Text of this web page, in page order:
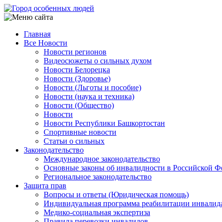
Перейти
к
содержанию
Main
navigation
Главная
Все Новости
Новости регионов
Видеосюжеты о сильных духом
Новости Белорецка
Новости (Здоровье)
Новости (Льготы и пособие)
Новости (наука и техника)
Новости (Общество)
Новости
Новости Республики Башкортостан
Спортивные новости
Статьи о сильных
Законодательство
Международное законодательство
Основные законы об инвалидности в Российской
Региональное законодательство
Защита прав
Вопросы и ответы (Юридическая помощь)
Индивидуальная программа реабилитации
Медико-социальная экспертиза